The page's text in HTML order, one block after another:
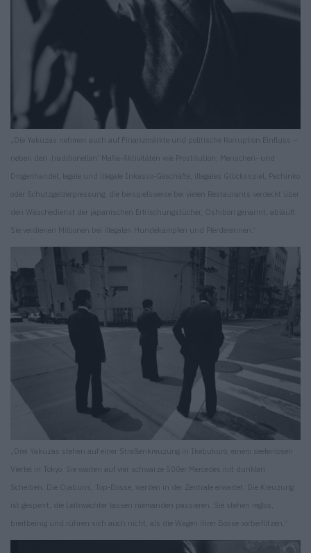
„Die Yakuzas nehmen auch auf Finanzmärkte und politische Korruption Einfluss –
neben den ‚traditionellen‘ Mafia-Aktivitäten wie Prostitution, Menschen- und
Drogenhandel, legale und illegale Inkasso-Geschäfte, illegales Glücksspiel, Pachinko
oder Schutzgelderpressung, die beispielsweise bei vielen Restaurants verdeckt über
den Wäschedienst der japanischen Erfrischungstücher, Oshibori genannt, abläuft.
Sie verdienen Millionen bei illegalen Hundekämpfen und Pferderennen.“
„Drei Yakuzas stehen auf einer Straßenkreuzung in Ikebukuro, einem seelenlosen
Viertel in Tokyo. Sie warten auf vier schwarze 500er Mercedes mit dunklen
Scheiben. Die Ojabuns, Top-Bosse, werden in der Zentrale erwartet. Die Kreuzung
ist gesperrt, die Leibwächter lassen niemanden passieren. Sie stehen reglos,
breitbeinig und rühren sich auch nicht, als die Wagen ihrer Bosse vorbeiflitzen.“